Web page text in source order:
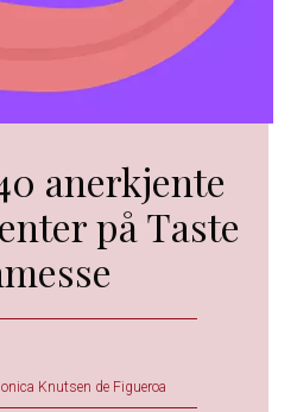
anerkjente
på Taste
Knutsen de Figueroa